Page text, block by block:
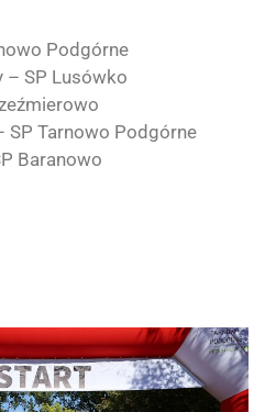
Podgórne
– SP Lusówko
Tarnowo Podgórne
Baranowo